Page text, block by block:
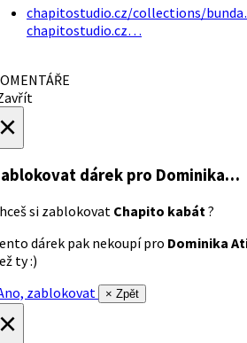
chapitostudio.cz/collections/
chapitostudio.cz…
dárek pro Dominika…
si zablokovat Chapito kabát ?
dárek pak nekoupí pro Dominika
ty :)
zablokovat
× Zpět